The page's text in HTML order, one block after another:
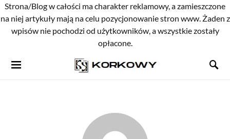
Strona/Blog w całości ma charakter reklamowy, a zamieszczone
na niej artykuły mają na celu pozycjonowanie stron www. Żaden z
wpisów nie pochodzi od użytkowników, a wszystkie zostały
opłacone.